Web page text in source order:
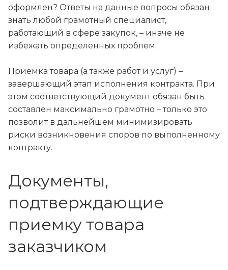
оформлен? Ответы на данные вопросы обязан
знать любой грамотный специалист,
работающий в сфере закупок, – иначе не
избежать определенных проблем.
Приемка товара (а также работ и услуг) –
завершающий этап исполнения контракта. При
этом соответствующий документ обязан быть
составлен максимально грамотно – только это
позволит в дальнейшем минимизировать
риски возникновения споров по выполненному
контракту.
Документы,
подтверждающие
приемку товара
заказчиком